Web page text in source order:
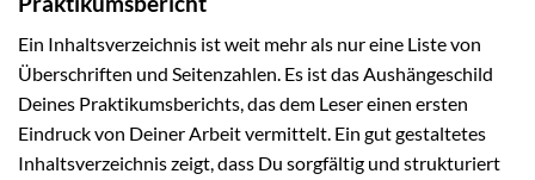
Ein Inhaltsverzeichnis ist weit mehr als nur eine Liste von
Überschriften und Seitenzahlen. Es ist das Aushängeschild
Deines Praktikumsberichts, das dem Leser einen ersten
Eindruck von Deiner Arbeit vermittelt. Ein gut gestaltetes
Inhaltsverzeichnis zeigt, dass Du sorgfältig und strukturiert